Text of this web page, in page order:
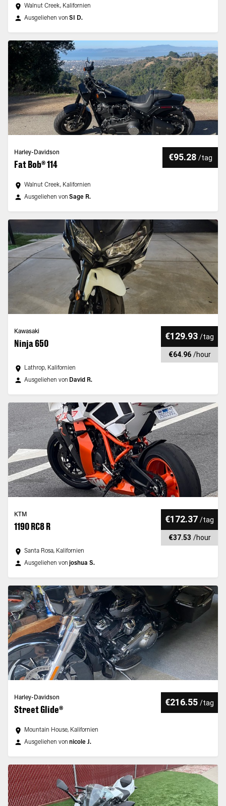
Walnut Creek, Kalifornien
Ausgeliehen von SI D.
Harley-Davidson
Fat Bob® 114
€95.28 /tag
Walnut Creek, Kalifornien
Ausgeliehen von Sage R.
Kawasaki
Ninja 650
€129.93 /tag
€64.96 /hour
Lathrop, Kalifornien
Ausgeliehen von David R.
KTM
1190 RC8 R
€172.37 /tag
€37.53 /hour
Santa Rosa, Kalifornien
Ausgeliehen von joshua S.
Harley-Davidson
Street Glide®
€216.55 /tag
Mountain House, Kalifornien
Ausgeliehen von nicole J.